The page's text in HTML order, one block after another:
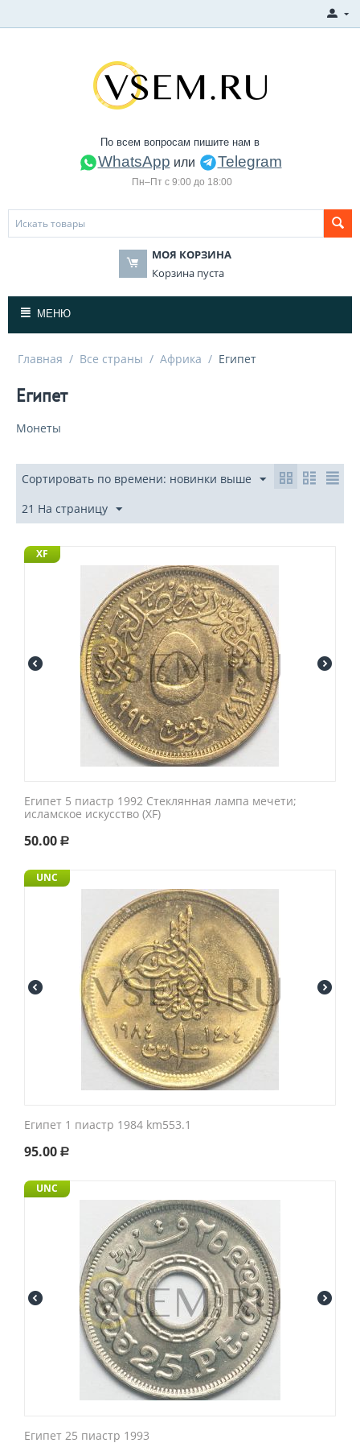
По всем вопросам пишите нам в
WhatsApp или Telegram
Пн–Пт с 9:00 до 18:00
МОЯ КОРЗИНА
Корзина пуста
МЕНЮ
Главная / Все страны / Африка / Египет
Египет
Монеты
Сортировать по времени: новинки выше
21 На страницу
XF
Египет 5 пиастр 1992 Стеклянная лампа мечети;
исламское искусство (XF)
50.00 Р
UNC
Египет 1 пиастр 1984 km553.1
95.00 Р
UNC
Египет 25 пиастр 1993